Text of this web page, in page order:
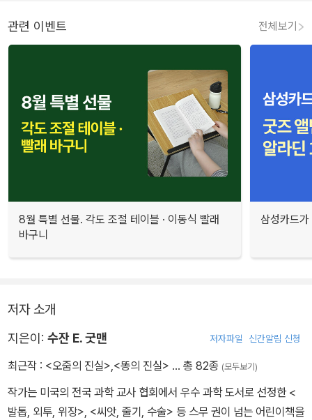
관련 이벤트 전체보기
8월 특별 선물. 각도 조절 테이블 · 이동식 빨래
바구니
삼성카드
저자 소개
지은이: 수잔 E. 굿맨 저자파일 신간알림 신청
최근작 : <오줌의 진실>,<똥의 진실> … 총 82종 (모두보기)
작가는 미국의 전국 과학 교사 협회에서 우수 과학 도서로 선정한 <
발톱, 외투, 위장>, <씨앗, 줄기, 수술> 등 스무 권이 넘는 어린이책을